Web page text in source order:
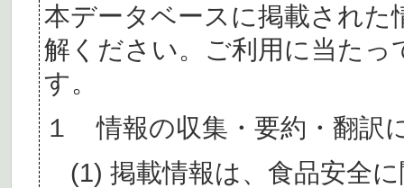
本データベースに掲載された
解ください。ご利用に当た
す。
１ 情報の収集・要約・翻訳
(1) 掲載情報は、食品安全